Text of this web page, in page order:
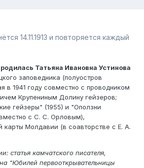
14.11.1913 и повторяется каждый
родилась Татьяна Ивановна Устинова
заповедника (полуостров
в 1941 году совместно с проводником
Крупениным Долину гейзеров;
гейзеры" (1955) и "Оползни
с С. С. Орловым),
карты Молдавии (в соавторстве с Е. А.
статья камчатского писателя,
"Юбилей первооткрывательницы